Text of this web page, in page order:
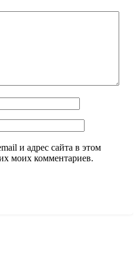
и адрес сайта в этом
моих комментариев.